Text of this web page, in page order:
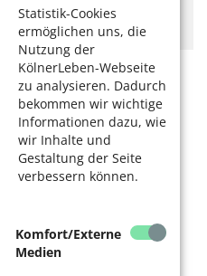
Statistik-Cookies
ermöglichen uns, die
Nutzung der
KölnerLeben-Webseite
zu analysieren. Dadurch
bekommen wir wichtige
Informationen dazu, wie
wir Inhalte und
Gestaltung der Seite
verbessern können.
Komfort/Externe
Medien
mit der wir uns
Sie dieCookie-Meldung